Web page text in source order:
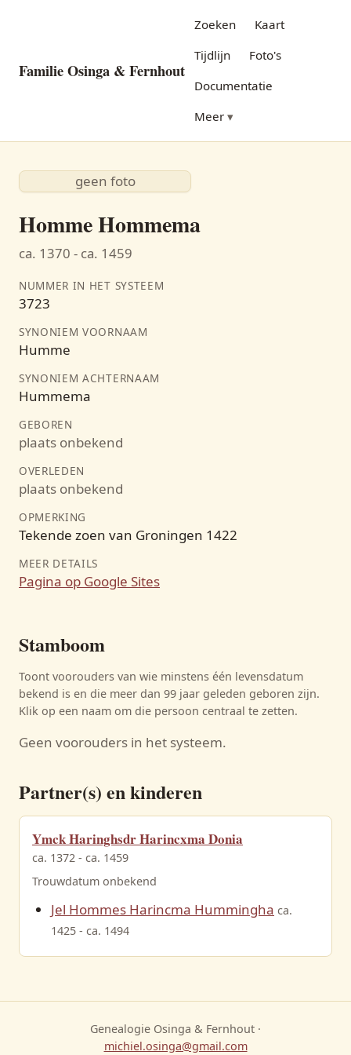
Familie Osinga & Fernhout
Zoeken
Kaart
Tijdlijn
Foto's
Documentatie
Meer
geen foto
Homme Hommema
ca. 1370 - ca. 1459
NUMMER IN HET SYSTEEM
3723
SYNONIEM VOORNAAM
Humme
SYNONIEM ACHTERNAAM
Hummema
GEBOREN
plaats onbekend
OVERLEDEN
plaats onbekend
OPMERKING
Tekende zoen van Groningen 1422
MEER DETAILS
Pagina op Google Sites
Stamboom
Toont voorouders van wie minstens één levensdatum
bekend is en die meer dan 99 jaar geleden geboren zijn.
Klik op een naam om die persoon centraal te zetten.
Geen voorouders in het systeem.
Partner(s) en kinderen
Ymck Haringhsdr Harincxma Donia
ca. 1372 - ca. 1459
Trouwdatum onbekend
Jel Hommes Harincma Hummingha ca.
1425 - ca. 1494
Genealogie Osinga & Fernhout ·
michiel.osinga@gmail.com